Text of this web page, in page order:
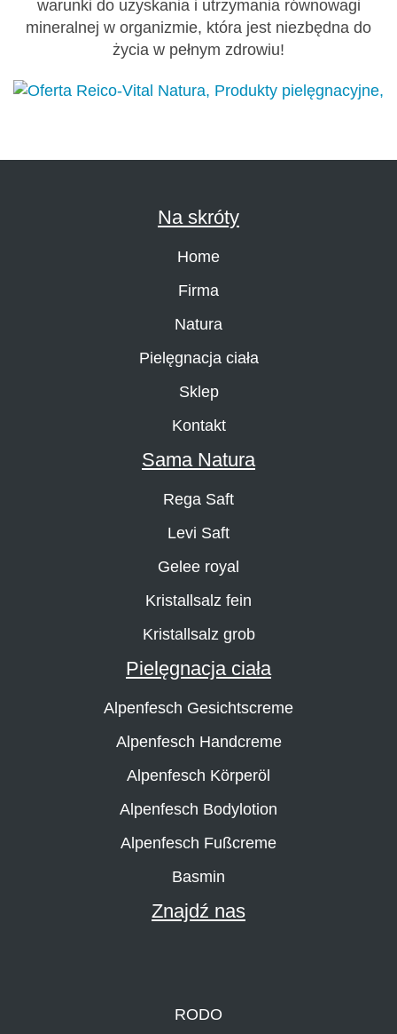
warunki do uzyskania i utrzymania równowagi
mineralnej w organizmie, która jest niezbędna do
życia w pełnym zdrowiu!
Na skróty
Home
Firma
Natura
Pielęgnacja ciała
Sklep
Kontakt
Sama Natura
Rega Saft
Levi Saft
Gelee royal
Kristallsalz fein
Kristallsalz grob
Pielęgnacja ciała
Alpenfesch Gesichtscreme
Alpenfesch Handcreme
Alpenfesch Körperöl
Alpenfesch Bodylotion
Alpenfesch Fußcreme
Basmin
Znajdź nas
RODO